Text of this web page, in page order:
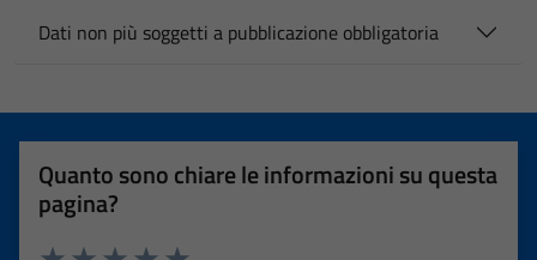
Dati non più soggetti a pubblicazione obbligatoria
Quanto sono chiare le informazioni su questa
pagina?